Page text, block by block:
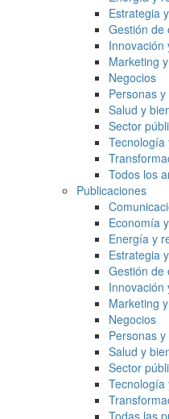
Estrategia
Gestión de
Innovación
Marketing
Negocios
Personas
Salud y
Sector
Tecnología
Todos los
Publicaciones
Economía
Energía y
Estrategia
Gestión de
Innovación
Marketing
Negocios
Personas
Salud y
Sector
Tecnología